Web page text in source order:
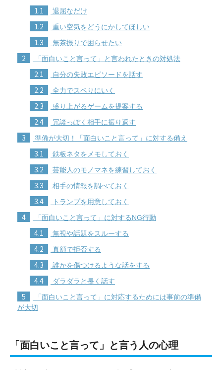
1.1 退屈なだけ
1.2 重い空気をどうにかしてほしい
1.3 無茶振りで困らせたい
2 「面白いこと言って」と言われたときの対処法
2.1 自分の失敗エピソードを話す
2.2 全力でスベりにいく
2.3 盛り上がるゲームを提案する
2.4 冗談っぽく相手に振り返す
3 準備が大切！「面白いこと言って」に対する備え
3.1 鉄板ネタをメモしておく
3.2 芸能人のモノマネを練習しておく
3.3 相手の情報を調べておく
3.4 トランプを用意しておく
4 「面白いこと言って」に対するNG行動
4.1 無視や話題をスルーする
4.2 真顔で拒否する
4.3 誰かを傷つけるような話をする
4.4 ダラダラと長く話す
5
「面白いこと言って」に対応するためには事前の準備
が大切
「面白いこと言って」と言う人の心理